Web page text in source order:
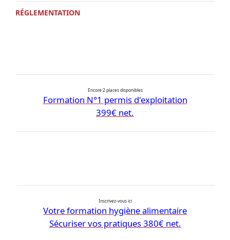
RÉGLEMENTATION
Encore 2 places disponibles
Formation N°1 permis d'exploitation
399€ net.
Inscrivez-vous ici
Votre formation hygiène alimentaire
Sécuriser vos pratiques 380€ net.